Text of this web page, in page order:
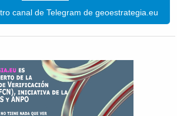
canal de Telegram de geoestrategia.eu